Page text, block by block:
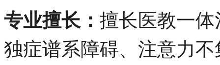
专业擅长： 擅长医教一
独症谱系障碍、注意力